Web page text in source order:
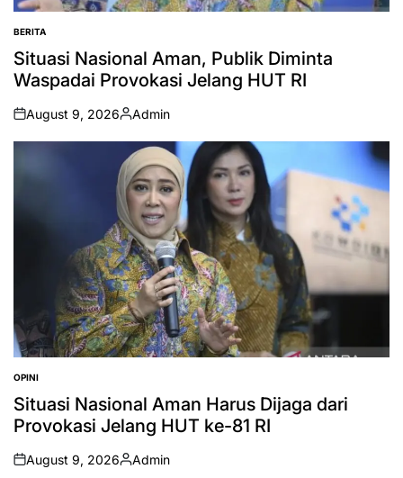
POSTED
IN
BERITA
Situasi Nasional Aman, Publik Diminta
Waspadai Provokasi Jelang HUT RI
on
August 9, 2026
Posted
by
Admin
POSTED
IN
OPINI
Situasi Nasional Aman Harus Dijaga dari
Provokasi Jelang HUT ke-81 RI
on
August 9, 2026
Posted
Admin